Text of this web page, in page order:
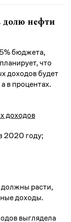
нефти
бюджета,
что
доходов будет
в процентах.
доходов
2020 году;
должны расти,
доходы.
выглядела